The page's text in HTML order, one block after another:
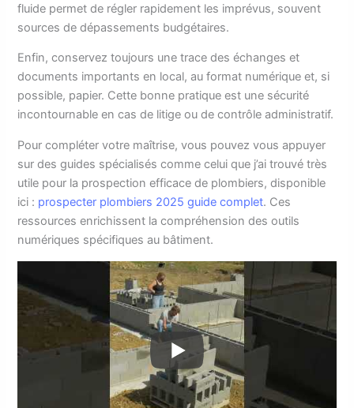
fluide permet de régler rapidement les imprévus, souvent
sources de dépassements budgétaires.
Enfin, conservez toujours une trace des échanges et
documents importants en local, au format numérique et, si
possible, papier. Cette bonne pratique est une sécurité
incontournable en cas de litige ou de contrôle administratif.
Pour compléter votre maîtrise, vous pouvez vous appuyer
sur des guides spécialisés comme celui que j’ai trouvé très
utile pour la prospection efficace de plombiers, disponible
ici : prospecter plombiers 2025 guide complet. Ces
ressources enrichissent la compréhension des outils
numériques spécifiques au bâtiment.